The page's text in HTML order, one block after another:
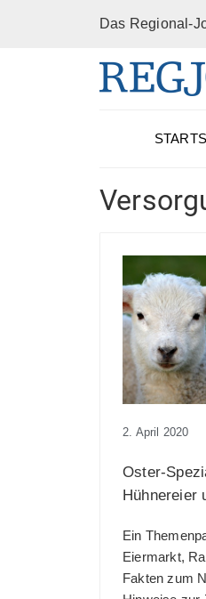
Das Regional-
2. April 2020
Oster-
Hühnereier
Ein
Eiermarkt,
Fakten zum